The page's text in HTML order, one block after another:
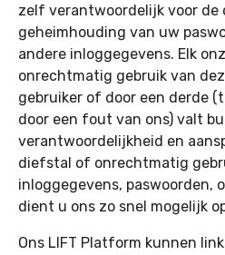
zelf verantwoordelijk voor de
geheimhouding van uw
andere inloggegevens. Elk
onrechtmatig gebruik van
gebruiker of door een derde
door een fout van ons) valt
verantwoordelijkheid en
diefstal of onrechtmatig
inloggegevens, paswoorden,
dient u ons zo snel mogelijk
Ons LIFT Platform kunnen